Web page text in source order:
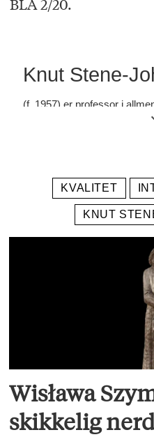
Knut Stene-
(f. 1957) er professor i
litterære og filosofiske
for hans tverrestetiske bok
KVALITET
KNUT
Wisława
skikkelig